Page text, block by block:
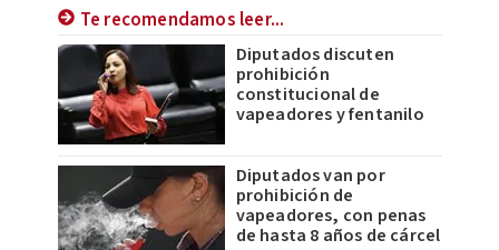
Te recomendamos leer...
Diputados discuten
prohibición
constitucional de
vapeadores y fentanilo
Diputados van por
prohibición de
vapeadores, con penas
de hasta 8 años de cárcel